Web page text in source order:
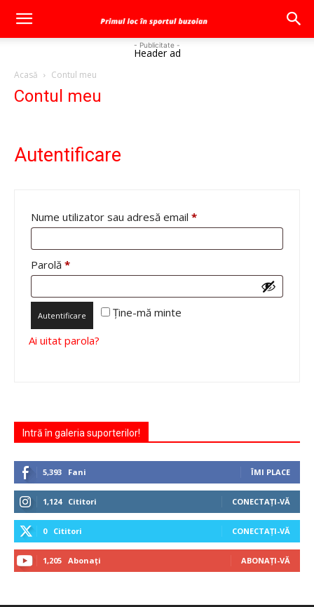
- Publicitate -
Header ad
Acasă Contul meu
Contul meu
Autentificare
Nume utilizator sau adresă email *Obligatoriu
Parolă *Obligatoriu
Ține-mă minte
Autentificare
Ai uitat parola?
Intră în galeria suporterilor!
5,393 Fani ÎMI PLACE
1,124 Cititori CONECTAȚI-VĂ
0 Cititori CONECTAȚI-VĂ
1,205 Abonați ABONAȚI-VĂ